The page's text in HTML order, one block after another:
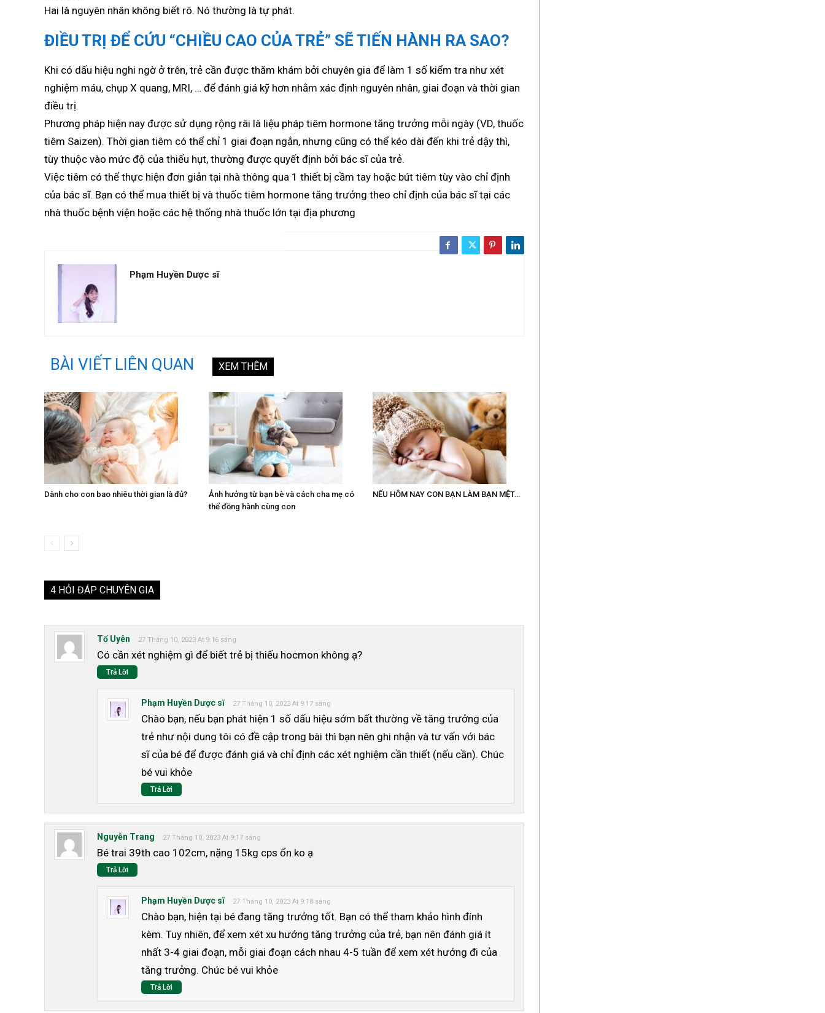
Hai là nguyên nhân không biết rõ. Nó thường là tự phát.
ĐIỀU TRỊ ĐỂ CỨU “CHIỀU CAO CỦA TRẺ” SẼ TIẾN HÀNH RA SAO?
Khi có dấu hiệu nghi ngờ ở trên, trẻ cần được thăm khám bởi chuyên gia để làm 1 số kiểm tra như xét
nghiệm máu, chụp X quang, MRI, … để đánh giá kỹ hơn nhằm xác định nguyên nhân, giai đoạn và thời gian
điều trị.
Phương pháp hiện nay được sử dụng rộng rãi là liệu pháp tiêm hormone tăng trưởng mỗi ngày (VD, thuốc
tiêm Saizen). Thời gian tiêm có thể chỉ 1 giai đoạn ngắn, nhưng cũng có thể kéo dài đến khi trẻ dậy thì,
tùy thuộc vào mức độ của thiếu hụt, thường được quyết định bởi bác sĩ của trẻ.
Việc tiêm có thể thực hiện đơn giản tại nhà thông qua 1 thiết bị cầm tay hoặc bút tiêm tùy vào chỉ định
của bác sĩ. Bạn có thể mua thiết bị và thuốc tiêm hormone tăng trưởng theo chỉ định của bác sĩ tại các
nhà thuốc bệnh viện hoặc các hệ thống nhà thuốc lớn tại địa phương
Phạm Huyền Dược sĩ
BÀI VIẾT LIÊN QUAN XEM THÊM
Dành cho con bao nhiêu thời gian là đủ?
Ảnh hưởng từ bạn bè và cách cha mẹ có
thể đồng hành cùng con
NẾU HÔM NAY CON BẠN LÀM BẠN MỆT…
4 HỎI ĐÁP CHUYÊN GIA
Tố Uyên 27 Tháng 10, 2023 At 9:16 sáng
Có cần xét nghiệm gì để biết trẻ bị thiếu hocmon không ạ?
Trả Lời
Phạm Huyền Dược sĩ 27 Tháng 10, 2023 At 9:17 sáng
Chào bạn, nếu bạn phát hiện 1 số dấu hiệu sớm bất thường về tăng trưởng của
trẻ như nội dung tôi có đề cập trong bài thì bạn nên ghi nhận và tư vấn với bác
sĩ của bé để được đánh giá và chỉ định các xét nghiệm cần thiết (nếu cần). Chúc
bé vui khỏe
Trả Lời
Nguyễn Trang 27 Tháng 10, 2023 At 9:17 sáng
Bé trai 39th cao 102cm, nặng 15kg cps ổn ko ạ
Trả Lời
Phạm Huyền Dược sĩ 27 Tháng 10, 2023 At 9:18 sáng
Chào bạn, hiện tại bé đang tăng trưởng tốt. Bạn có thể tham khảo hình đính
kèm. Tuy nhiên, để xem xét xu hướng tăng trưởng của trẻ, bạn nên đánh giá ít
nhất 3-4 giai đoạn, mỗi giai đoạn cách nhau 4-5 tuần để xem xét hướng đi của
tăng trưởng. Chúc bé vui khỏe
Trả Lời